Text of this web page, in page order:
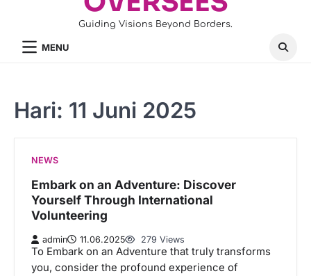
Guiding Visions Beyond Borders.
MENU
Hari: 11 Juni 2025
NEWS
Embark on an Adventure: Discover
Yourself Through International
Volunteering
admin 11.06.2025 279 Views
To Embark on an Adventure that truly transforms
you, consider the profound experience of